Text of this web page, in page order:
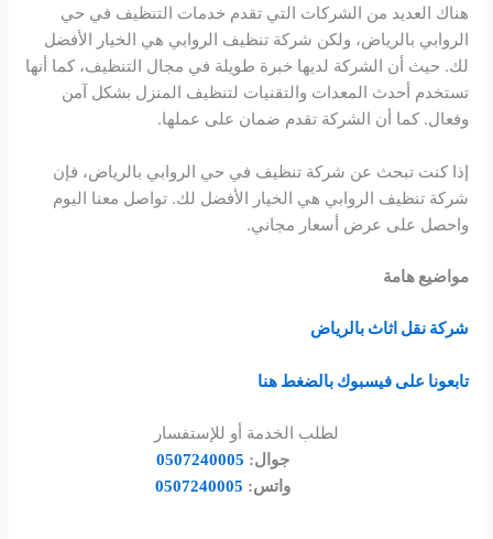
هناك العديد من الشركات التي تقدم خدمات التنظيف في حي
الروابي بالرياض، ولكن شركة تنظيف الروابي هي الخيار الأفضل
لك. حيث أن الشركة لديها خبرة طويلة في مجال التنظيف، كما أنها
تستخدم أحدث المعدات والتقنيات لتنظيف المنزل بشكل آمن
وفعال. كما أن الشركة تقدم ضمان على عملها.
إذا كنت تبحث عن شركة تنظيف في حي الروابي بالرياض، فإن
شركة تنظيف الروابي هي الخيار الأفضل لك. تواصل معنا اليوم
واحصل على عرض أسعار مجاني.
مواضيع هامة
شركة نقل اثاث بالرياض
تابعونا على فيسبوك بالضغط هنا
لطلب الخدمة أو للإستفسار
جوال:0507240005
واتس:0507240005